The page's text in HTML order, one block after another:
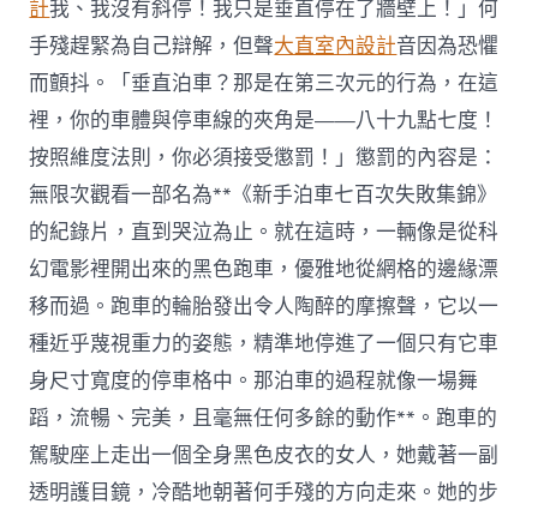
計我、我沒有斜停！我只是垂直停在了牆壁上！」何
手殘趕緊為自己辯解，但聲大直室內設計音因為恐懼
而顫抖。「垂直泊車？那是在第三次元的行為，在這
裡，你的車體與停車線的夾角是——八十九點七度！
按照維度法則，你必須接受懲罰！」懲罰的內容是：
無限次觀看一部名為**《新手泊車七百次失敗集錦》
的紀錄片，直到哭泣為止。就在這時，一輛像是從科
幻電影裡開出來的黑色跑車，優雅地從網格的邊緣漂
移而過。跑車的輪胎發出令人陶醉的摩擦聲，它以一
種近乎蔑視重力的姿態，精準地停進了一個只有它車
身尺寸寬度的停車格中。那泊車的過程就像一場舞
蹈，流暢、完美，且毫無任何多餘的動作**。跑車的
駕駛座上走出一個全身黑色皮衣的女人，她戴著一副
透明護目鏡，冷酷地朝著何手殘的方向走來。她的步